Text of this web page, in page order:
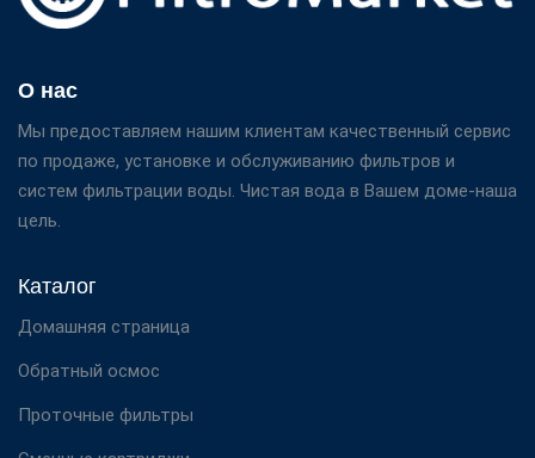
О нас
Мы предоставляем нашим клиентам качественный сервис
по продаже, установке и обслуживанию фильтров и
систем фильтрации воды. Чистая вода в Вашем доме-наша
цель.
Каталог
Домашняя страница
Обратный осмос
Проточные фильтры